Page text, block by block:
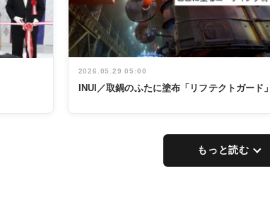
2026.05.29 05:00
INUI／取鍋のふたに塗布「リフテクトガード」
もっと読む